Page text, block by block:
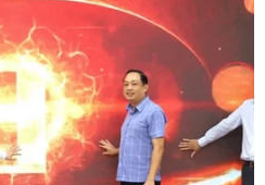
Bình yêu cầu cấp ủy Đảng,
tâm thực hành phát huy
tâm tư, nguyện vọng của
lo công tác mặt trận.